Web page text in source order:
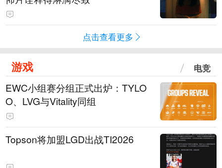
点击查看更多
游戏 电竞
EWC小组赛分组正式出炉：TYLO
O、LVG与Vitality同组
Topson将加盟LGD出战TI2026